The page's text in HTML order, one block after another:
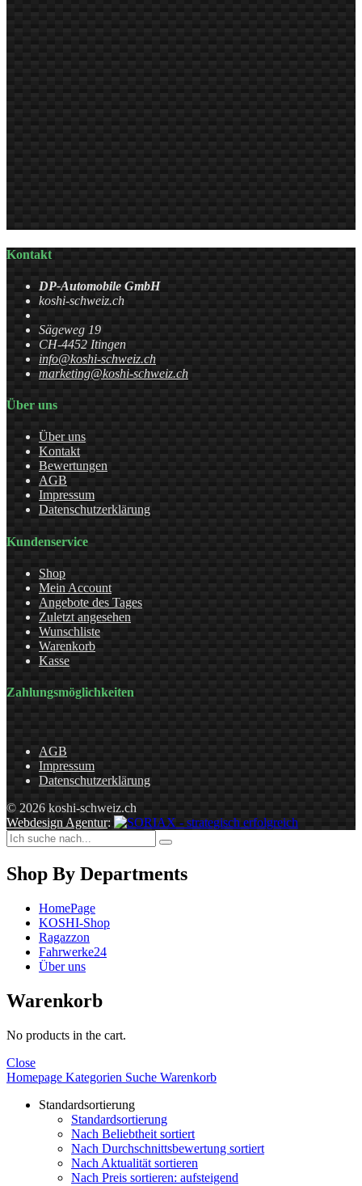
Kontakt
DP-Automobile GmbH
koshi-schweiz.ch
Sägeweg 19
CH-4452 Itingen
info@koshi-schweiz.ch
marketing@koshi-schweiz.ch
Über uns
Über uns
Kontakt
Bewertungen
AGB
Impressum
Datenschutzerklärung
Kundenservice
Shop
Mein Account
Angebote des Tages
Zuletzt angesehen
Wunschliste
Warenkorb
Kasse
Zahlungsmöglichkeiten
AGB
Impressum
Datenschutzerklärung
© 2026 koshi-schweiz.ch
Webdesign Agentur:
Shop By Departments
HomePage
KOSHI-Shop
Ragazzon
Fahrwerke24
Über uns
Warenkorb
No products in the cart.
Close
Homepage Kategorien Suche Warenkorb
Standardsortierung
Standardsortierung
Nach Beliebtheit sortiert
Nach Durchschnittsbewertung sortiert
Nach Aktualität sortieren
Nach Preis sortieren: aufsteigend